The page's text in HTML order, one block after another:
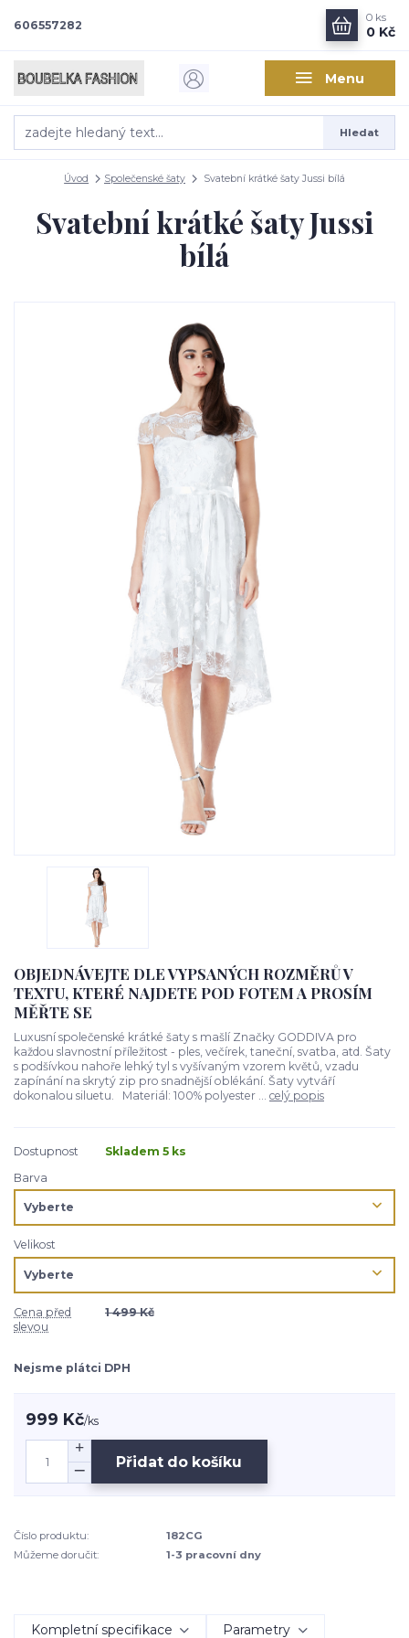
Menu
Hledat
606557282
0 ks
0 Kč
Úvod Společenské šaty Svatební krátké šaty Jussi bílá
Svatební krátké šaty Jussi
bílá
OBJEDNÁVEJTE DLE VYPSANÝCH ROZMĚRŮ V
TEXTU, KTERÉ NAJDETE POD FOTEM A PROSÍM
MĚŘTE SE
Luxusní společenské krátké šaty s mašlí Značky GODDIVA pro
každou slavnostní příležitost - ples, večírek, taneční, svatba, atd. Šaty
s podšívkou nahoře lehký tyl s vyšívaným vzorem květů, vzadu
zapínání na skrytý zip pro snadnější oblékání. Šaty vytváří
dokonalou siluetu. Materiál: 100% polyester ... celý popis
Dostupnost
Skladem 5 ks
Barva
Velikost
Cena před
slevou
1 499 Kč
Nejsme plátci DPH
999 Kč/ks
Přidat do košíku
Číslo produktu:
182CG
Můžeme doručit:
1-3 pracovní dny
Kompletní specifikace Parametry